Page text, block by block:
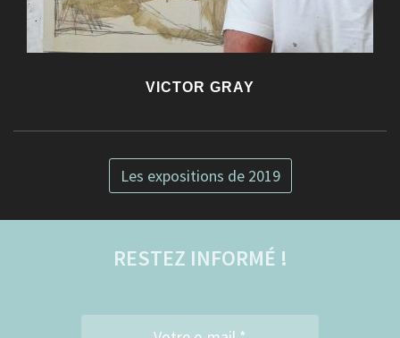
VICTOR GRAY
Les expositions de 2019
RESTEZ INFORMÉ !